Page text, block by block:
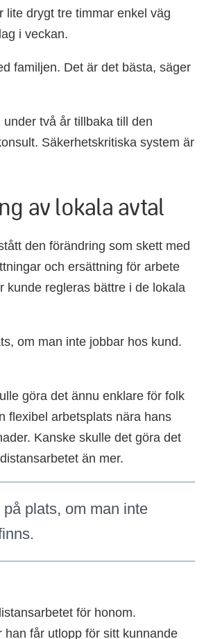
lite drygt tre timmar enkel väg
i veckan.
familjen. Det är det bästa, säger
två år tillbaka till den
Säkerhetskritiska system är
av lokala avtal
den förändring som skett med
och ersättning för arbete
kunde regleras bättre i de lokala
om man inte jobbar hos kund.
göra det ännu enklare för folk
flexibel arbetsplats nära hans
Kanske skulle det göra det
än mer.
plats, om man inte
för honom.
får utlopp för sitt kunnande